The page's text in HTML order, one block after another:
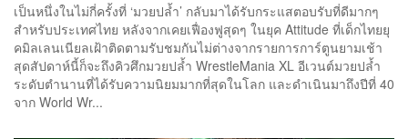
เป็นหนึ่งในไม่กี่ครั้งที่ ‘มวยปล้ำ’ กลับมาได้รับกระแสตอบรับที่ดีมากๆ
สำหรับประเทศไทย หลังจากเคยเฟื่องฟูสุดๆ ในยุค Attitude ที่เด็กไทยยุ
คมิลเลนเนียลเฝ้าติดตามรับชมกันไม่ต่างจากรายการการ์ตูนยามเช้า
สุดสัปดาห์นี้ก็จะถึงคิวศึกมวยปล้ำ WrestleMania XL อีเวนต์มวยปล้ำ
ระดับตำนานที่ได้รับความนิยมมากที่สุดในโลก และดำเนินมาถึงปีที่ 40
จาก World Wr...